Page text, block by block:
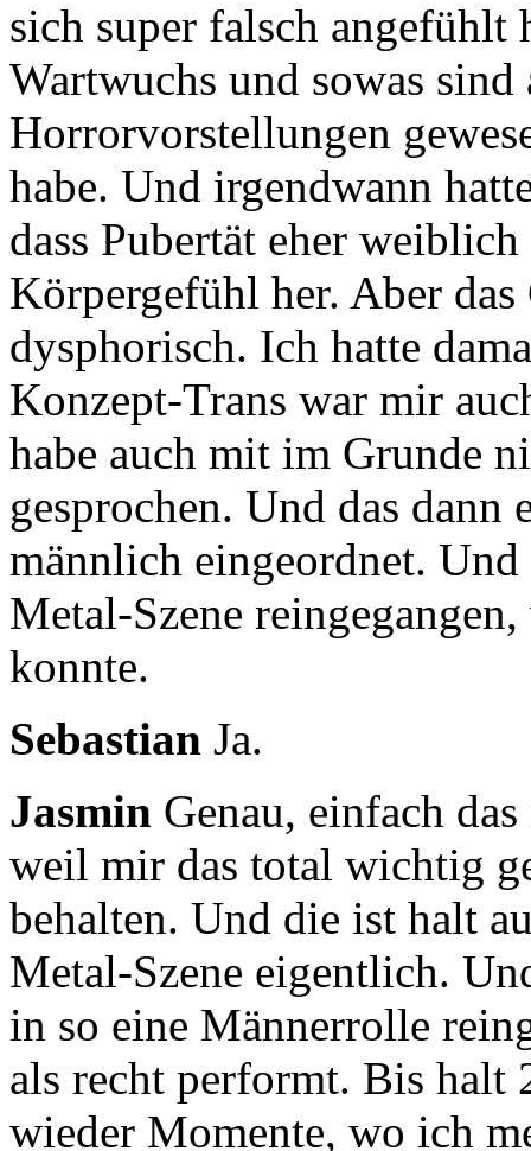
sich super falsch angefühlt
Wartwuchs und sowas
Horrorvorstellungen
habe. Und irgendwann
dass Pubertät eher weiblich
Körpergefühl her. Aber das
dysphorisch. Ich hatte
Konzept-Trans war mir
habe auch mit im Grunde
gesprochen. Und das dann
männlich eingeordnet. Und
Metal-Szene
konnte.
Sebastian Ja.
Jasmin Genau, einfach
weil mir das total wichtig
behalten. Und die ist halt
Metal-Szene eigentlich.
in so eine Männerrolle
als recht performt. Bis halt
wieder Momente, wo ich